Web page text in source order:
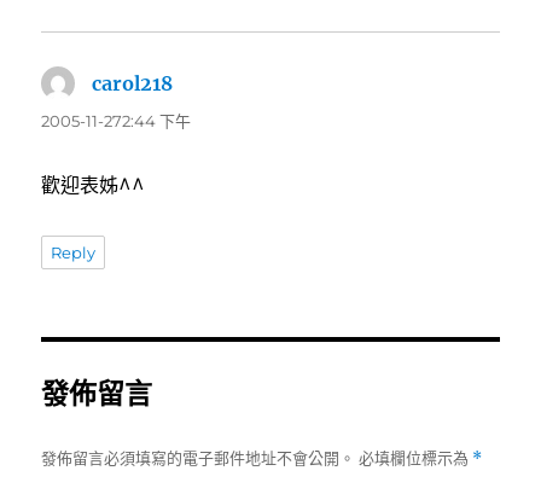
carol218
示:
2005-11-272:44 下午
歡迎表姊^^
Reply
發佈留言
發佈留言必須填寫的電子郵件地址不會公開。 必填欄位標示為 *